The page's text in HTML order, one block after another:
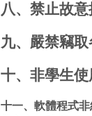
八、禁止故
九、嚴禁竊取
十、非學生
十一、軟體程式